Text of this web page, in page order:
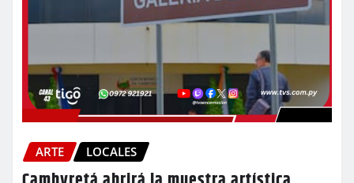
ARTE LOCALES